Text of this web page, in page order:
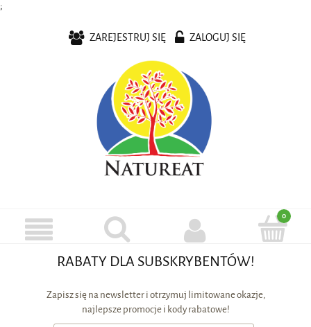
;
ZAREJESTRUJ SIĘ ZALOGUJ SIĘ
RABATY DLA SUBSKRYBENTÓW!
Zapisz się na newsletter i otrzymuj limitowane okazje,
najlepsze promocje i kody rabatowe!